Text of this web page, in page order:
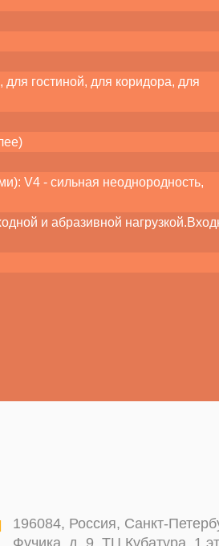
гостиной, для коридора, для
V4 - сильная неоднородность,
и абразивной
196084, Россия, Санкт-
Фучика, д. 9, ТЦ Кубатура, 1